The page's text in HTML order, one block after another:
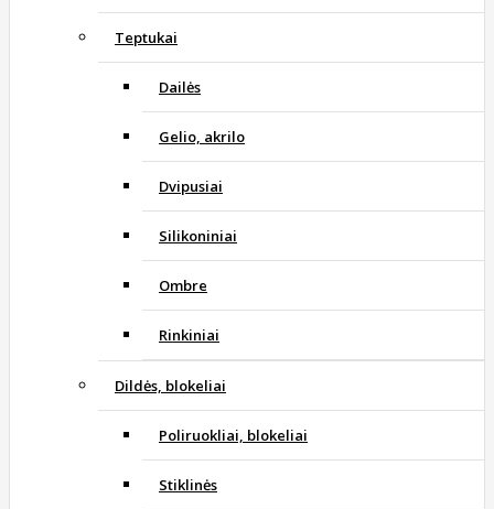
Teptukai
Dailės
Gelio, akrilo
Dvipusiai
Silikoniniai
Ombre
Rinkiniai
Dildės, blokeliai
Poliruokliai, blokeliai
Stiklinės